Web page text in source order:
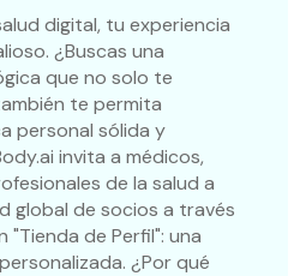
digital, tu experiencia
¿Buscas una
que no solo te
te permita
personal sólida y
invita a médicos,
de la salud a
global de socios a través
de Perfil": una
¿Por qué